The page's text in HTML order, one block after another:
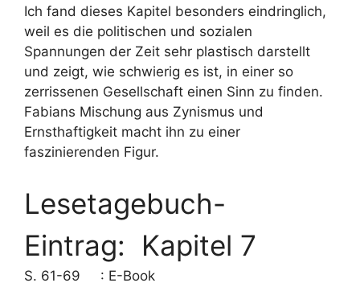
Ich fand dieses Kapitel besonders eindringlich,
weil es die politischen und sozialen
Spannungen der Zeit sehr plastisch darstellt
und zeigt, wie schwierig es ist, in einer so
zerrissenen Gesellschaft einen Sinn zu finden.
Fabians Mischung aus Zynismus und
Ernsthaftigkeit macht ihn zu einer
faszinierenden Figur.
Lesetagebuch-
Eintrag: Kapitel 7
S. 61-69 : E-Book